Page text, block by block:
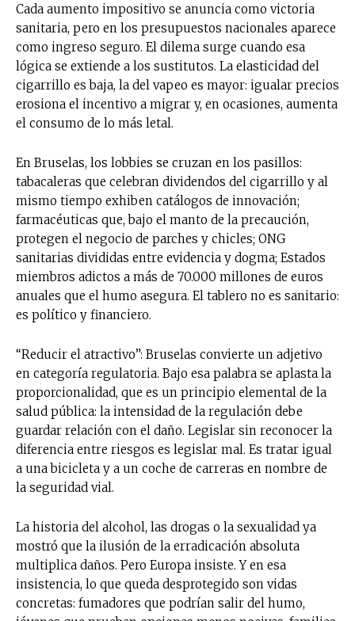
Cada aumento impositivo se anuncia como victoria
sanitaria, pero en los presupuestos nacionales aparece
como ingreso seguro. El dilema surge cuando esa
lógica se extiende a los sustitutos. La elasticidad del
cigarrillo es baja, la del vapeo es mayor: igualar precios
erosiona el incentivo a migrar y, en ocasiones, aumenta
el consumo de lo más letal.
En Bruselas, los lobbies se cruzan en los pasillos:
tabacaleras que celebran dividendos del cigarrillo y al
mismo tiempo exhiben catálogos de innovación;
farmacéuticas que, bajo el manto de la precaución,
protegen el negocio de parches y chicles; ONG
sanitarias divididas entre evidencia y dogma; Estados
miembros adictos a más de 70.000 millones de euros
anuales que el humo asegura. El tablero no es sanitario:
es político y financiero.
“Reducir el atractivo”: Bruselas convierte un adjetivo
en categoría regulatoria. Bajo esa palabra se aplasta la
proporcionalidad, que es un principio elemental de la
salud pública: la intensidad de la regulación debe
guardar relación con el daño. Legislar sin reconocer la
diferencia entre riesgos es legislar mal. Es tratar igual
a una bicicleta y a un coche de carreras en nombre de
la seguridad vial.
La historia del alcohol, las drogas o la sexualidad ya
mostró que la ilusión de la erradicación absoluta
multiplica daños. Pero Europa insiste. Y en esa
insistencia, lo que queda desprotegido son vidas
concretas: fumadores que podrían salir del humo,